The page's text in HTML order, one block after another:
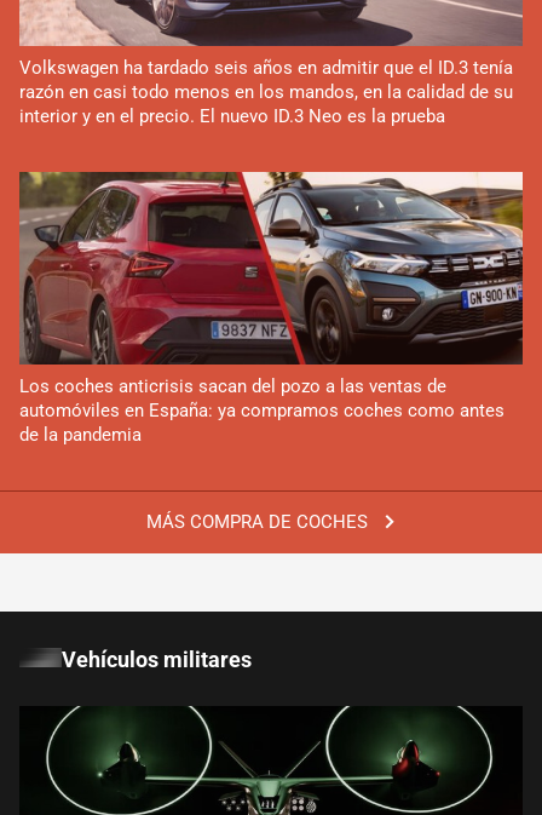
MÁS COMPRA DE COCHES
Volkswagen ha tardado seis años en admitir que el ID.3 tenía
razón en casi todo menos en los mandos, en la calidad de su
interior y en el precio. El nuevo ID.3 Neo es la prueba
Los coches anticrisis sacan del pozo a las ventas de
automóviles en España: ya compramos coches como antes
de la pandemia
Vehículos militares